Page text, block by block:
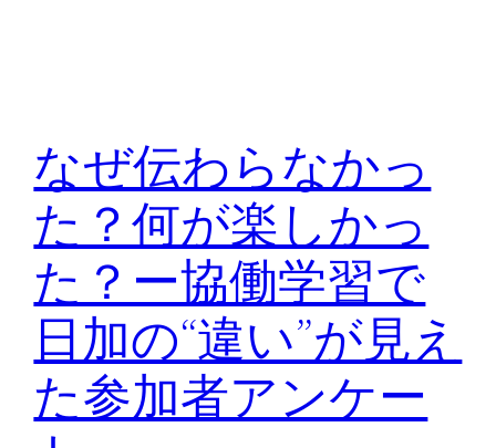
なぜ伝わらなかっ
た？何が楽しかっ
た？ー協働学習で
日加の“違い”が見え
た参加者アンケー